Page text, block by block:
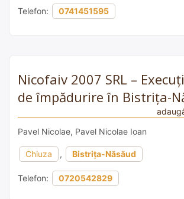
Telefon: 0741451595
Nicofaiv 2007 SRL –
de împădurire în Bistrița-
Pavel Nicolae, Pavel Nicolae Ioan
Chiuza , Bistrița-Năsăud
Telefon: 0720542829